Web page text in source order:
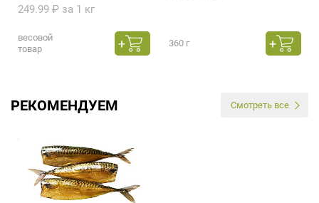
249.99 ₽ за 1 кг
весовой
товар
360 г
РЕКОМЕНДУЕМ Смотреть все